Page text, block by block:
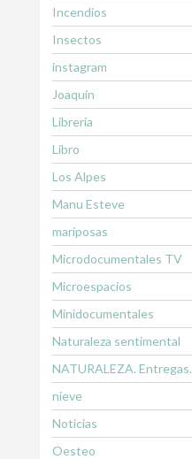
Incendios
Insectos
instagram
Joaquín
Librería
Libro
Los Alpes
Manu Esteve
mariposas
Microdocumentales TV
Microespacios
Minidocumentales
Naturaleza sentimental
NATURALEZA. Entregas.
nieve
Noticias
Oesteo